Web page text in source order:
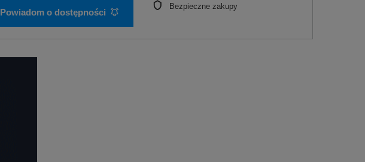
Powiadom o dostępności
Bezpieczne zakupy